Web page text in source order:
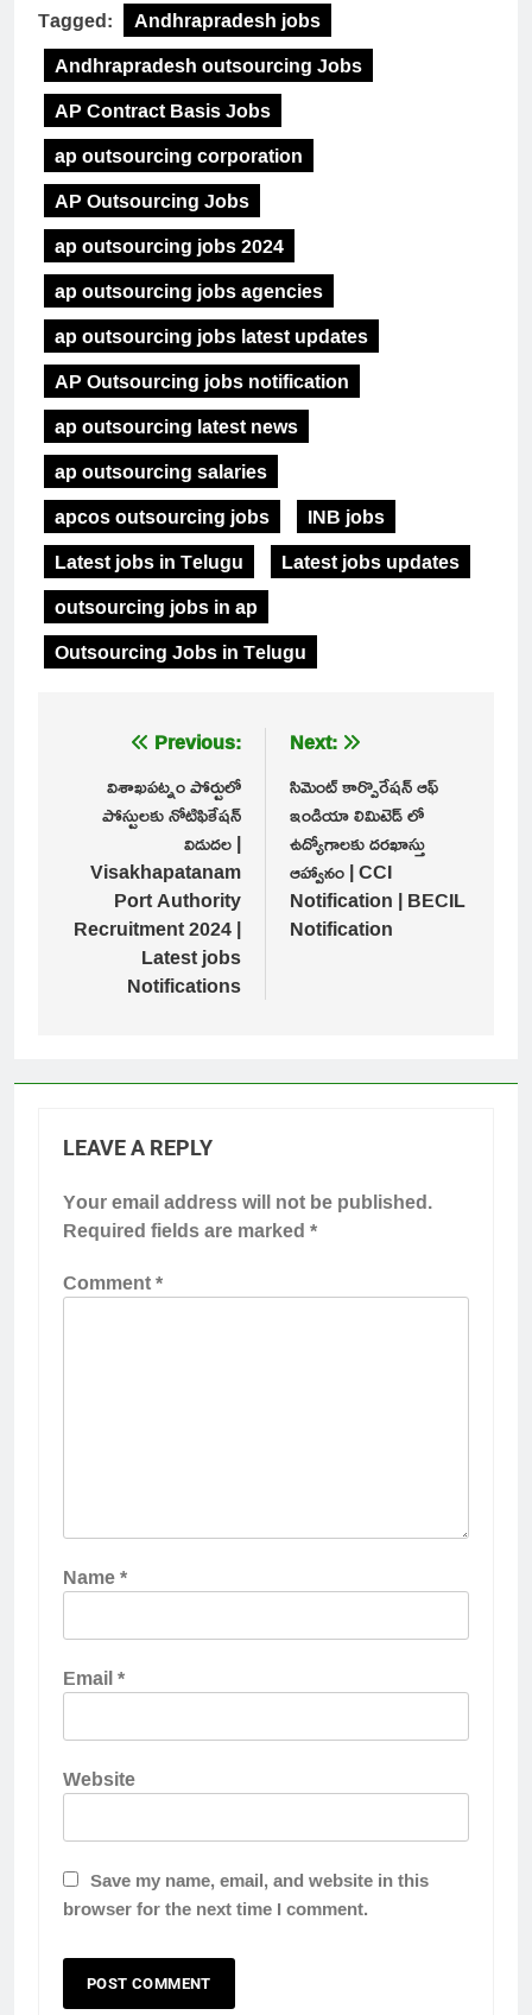
Tagged:
Andhrapradesh jobs
Andhrapradesh outsourcing Jobs
AP Contract Basis Jobs
ap outsourcing corporation
AP Outsourcing Jobs
ap outsourcing jobs 2024
ap outsourcing jobs agencies
ap outsourcing jobs latest updates
AP Outsourcing jobs notification
ap outsourcing latest news
ap outsourcing salaries
apcos outsourcing jobs
INB jobs
Latest jobs in Telugu
Latest jobs updates
outsourcing jobs in ap
Outsourcing Jobs in Telugu
navigation
Previous:
విశాఖపట్నం పోర్టులో
పోస్టులకు నోటిఫికేషన్
విడుదల |
Visakhapatanam
Port Authority
Recruitment 2024 |
Latest jobs
Notifications
Next:
సిమెంట్ కార్పొరేషన్ ఆఫ్
ఇండియా లిమిటెడ్ లో
ఉద్యోగాలకు దరఖాస్తు
ఆహ్వానం | CCI
Notification | BECIL
Notification
LEAVE A REPLY
Your email address will not be published.
Required fields are marked*
Comment*
Name*
Email*
Website
Save my name, email, and website in this
browser for the next time I comment.